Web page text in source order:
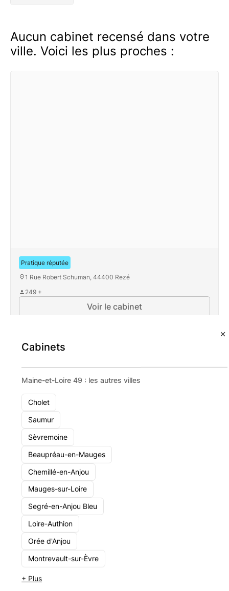
Cabinets
Maine-et-Loire 49 : les autres villes
Cholet
Saumur
Sèvremoine
Beaupréau-en-Mauges
Chemillé-en-Anjou
Mauges-sur-Loire
Segré-en-Anjou Bleu
Loire-Authion
Orée d'Anjou
Montrevault-sur-Èvre
+ Plus
Aucun cabinet recensé dans votre
ville. Voici les plus proches :
TGS France
1 Rue Robert Schuman, 44400 Rezé
249 +
Pratique réputée
Voir le cabinet
OPTI Finance
Présence nationale
1 - 10